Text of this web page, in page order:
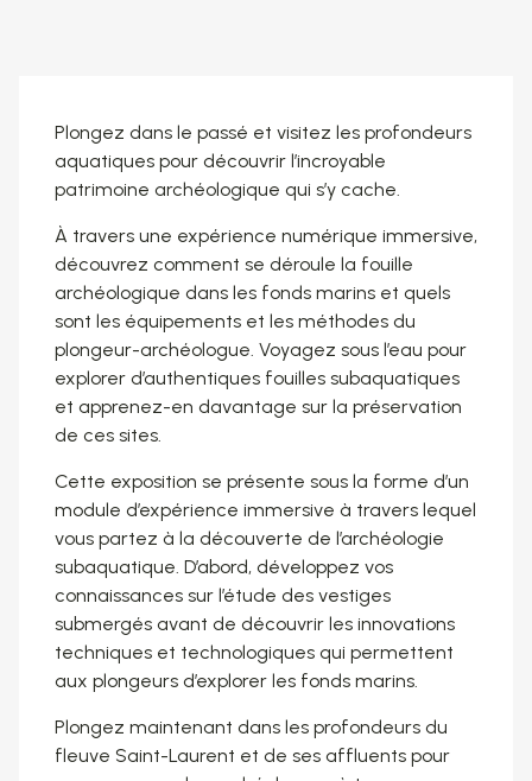
Plongez dans le passé et visitez les profondeurs
aquatiques pour découvrir l’incroyable
patrimoine archéologique qui s’y cache.
À travers une expérience numérique immersive,
découvrez comment se déroule la fouille
archéologique dans les fonds marins et quels
sont les équipements et les méthodes du
plongeur-archéologue. Voyagez sous l’eau pour
explorer d’authentiques fouilles subaquatiques
et apprenez-en davantage sur la préservation
de ces sites.
Cette exposition se présente sous la forme d’un
module d’expérience immersive à travers lequel
vous partez à la découverte de l’archéologie
subaquatique. D’abord, développez vos
connaissances sur l’étude des vestiges
submergés avant de découvrir les innovations
techniques et technologiques qui permettent
aux plongeurs d’explorer les fonds marins.
Plongez maintenant dans les profondeurs du
fleuve Saint-Laurent et de ses affluents pour